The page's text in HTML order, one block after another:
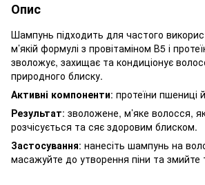
Опис
Шампунь підходить для частого
м’якій формулі з провітаміном В5 і
зволожує, захищає та кондиціонує
природного блиску.
Активні компоненти: протеїни пшениці
Результат: зволожене, м’яке волосся,
розчісується та сяє здоровим блиском.
Застосування: нанесіть шампунь на
масажуйте до утворення піни та